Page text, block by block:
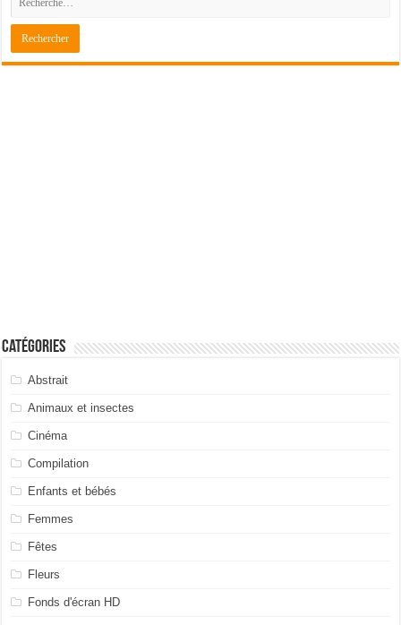
Catégories
Abstrait
Animaux et insectes
Cinéma
Compilation
Enfants et bébés
Femmes
Fêtes
Fleurs
Fonds d'écran HD